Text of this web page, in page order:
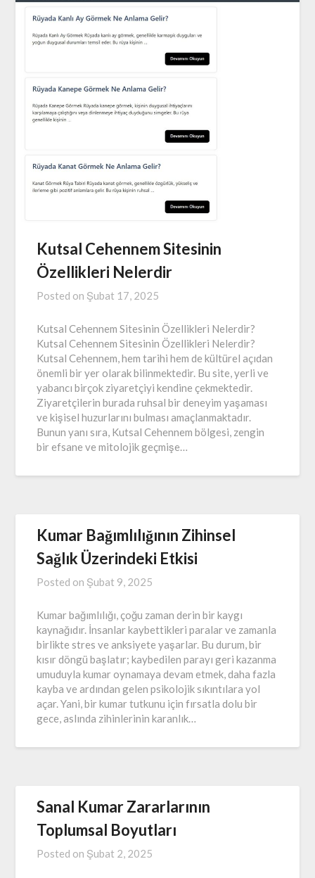
Kutsal Cehennem Sitesinin
Özellikleri Nelerdir
Posted on Şubat 17, 2025
Kutsal Cehennem Sitesinin Özellikleri Nelerdir?
Kutsal Cehennem Sitesinin Özellikleri Nelerdir?
Kutsal Cehennem, hem tarihi hem de kültürel açıdan
önemli bir yer olarak bilinmektedir. Bu site, yerli ve
yabancı birçok ziyaretçiyi kendine çekmektedir.
Ziyaretçilerin burada ruhsal bir deneyim yaşaması
ve kişisel huzurlarını bulması amaçlanmaktadır.
Bunun yanı sıra, Kutsal Cehennem bölgesi, zengin
bir efsane ve mitolojik geçmişe…
Kumar Bağımlılığının Zihinsel
Sağlık Üzerindeki Etkisi
Posted on Şubat 9, 2025
Kumar bağımlılığı, çoğu zaman derin bir kaygı
kaynağıdır. İnsanlar kaybettikleri paralar ve zamanla
birlikte stres ve anksiyete yaşarlar. Bu durum, bir
kısır döngü başlatır; kaybedilen parayı geri kazanma
umuduyla kumar oynamaya devam etmek, daha fazla
kayba ve ardından gelen psikolojik sıkıntılara yol
açar. Yani, bir kumar tutkunu için fırsatla dolu bir
gece, aslında zihinlerinin karanlık…
Sanal Kumar Zararlarının
Toplumsal Boyutları
Posted on Şubat 2, 2025